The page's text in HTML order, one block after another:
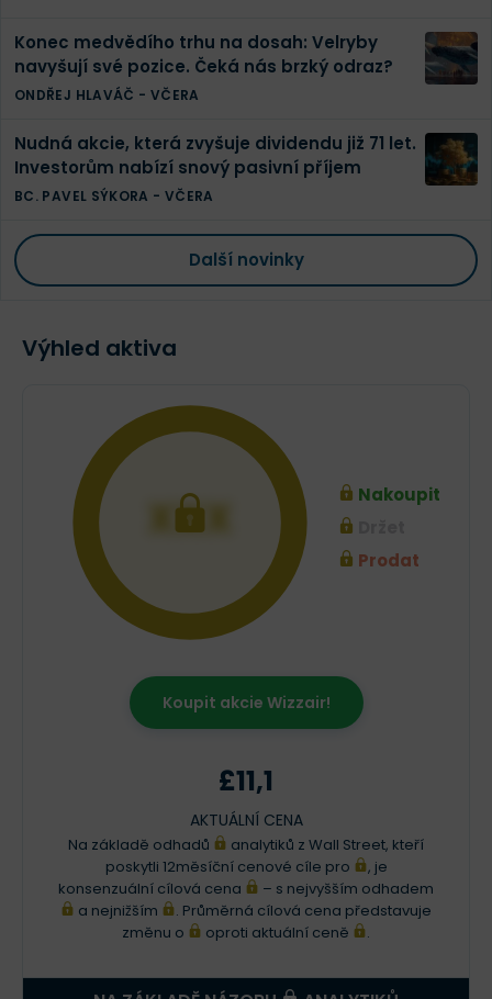
Konec medvědího trhu na dosah: Velryby
navyšují své pozice. Čeká nás brzký odraz?
ONDŘEJ HLAVÁČ - VČERA
Nudná akcie, která zvyšuje dividendu již 71 let.
Investorům nabízí snový pasivní příjem
BC. PAVEL SÝKORA - VČERA
Další novinky
Výhled aktiva
XXX
Nakoupit
Prodat
Koupit akcie Wizzair!
£11,1
AKTUÁLNÍ CENA
Na základě odhadů
analytiků z Wall Street, kteří
poskytli 12měsíční cenové cíle pro
, je
konsenzuální cílová cena
– s nejvyšším odhadem
a nejnižším
. Průměrná cílová cena představuje
změnu o
oproti aktuální ceně .